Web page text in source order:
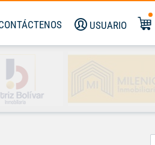
USUARIO